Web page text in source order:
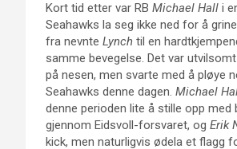
Kort tid etter var RB Michael Hall i
Seahawks la seg ikke ned for å
fra nevnte Lynch til en
samme bevegelse. Det var
på nesen, men svarte med å pløye
Seahawks denne dagen. Michael
denne perioden lite å stille opp
gjennom Eidsvoll-forsvaret, og Erik
kick, men naturligvis ødela et flagg